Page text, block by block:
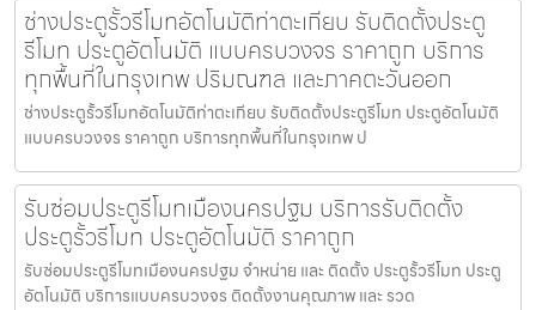
ช่างประตูรั้วรีโมทอัตโนมัติท่าตะเกียบ รับติดตั้งประตู
รีโมท ประตูอัตโนมัติ แบบครบวงจร ราคาถูก บริการ
ทุกพื้นที่ในกรุงเทพ ปริมณฑล และภาคตะวันออก
ช่างประตูรั้วรีโมทอัตโนมัติท่าตะเกียบ รับติดตั้งประตูรีโมท ประตูอัตโนมัติ
แบบครบวงจร ราคาถูก บริการทุกพื้นที่ในกรุงเทพ ป
รับซ่อมประตูรีโมทเมืองนครปฐม บริการรับติดตั้ง
ประตูรั้วรีโมท ประตูอัตโนมัติ ราคาถูก
รับซ่อมประตูรีโมทเมืองนครปฐม จำหน่าย และ ติดตั้ง ประตูรั้วรีโมท ประตู
อัตโนมัติ บริการแบบครบวงจร ติดตั้งงานคุณภาพ และ รวด